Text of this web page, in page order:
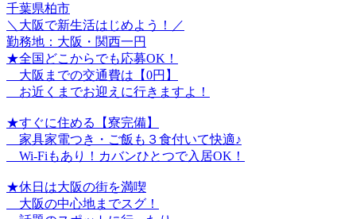
千葉県柏市
＼大阪で新生活はじめよう！／
勤務地：大阪・関西一円
★全国どこからでも応募OK！
大阪までの交通費は【0円】
お近くまでお迎えに行きますよ！
★すぐに住める【寮完備】
家具家電つき・ご飯も３食付いて快適♪
Wi-Fiもあり！カバンひとつで入居OK！
★休日は大阪の街を満喫
大阪の中心地までスグ！